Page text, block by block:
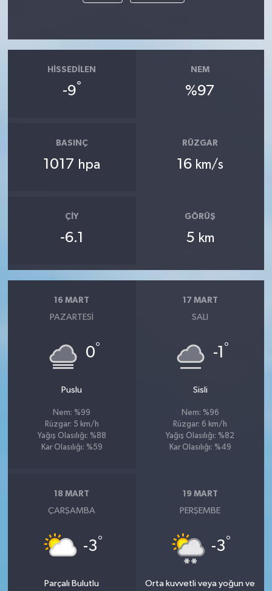
HISSEDILEN
-9°
NEM
%97
BASINÇ
1017 hpa
RÜZGAR
16 km/s
ÇIY
-6.1
GÖRÜŞ
5 km
16 MART
PAZARTESI
0°
Puslu
Nem: %99
Rüzgar: 5 km/h
Yağış Olasılığı: %88
Kar Olasılığı: %59
17 MART
SALI
-1 °
Sisli
Nem: %96
Rüzgar: 6 km/h
Yağış Olasılığı: %82
Kar Olasılığı: %49
18 MART
ÇARŞAMBA
-3°
Parçalı Bulutlu
19 MART
PERŞEMBE
-3°
Orta kuvvetli veya yoğun ve